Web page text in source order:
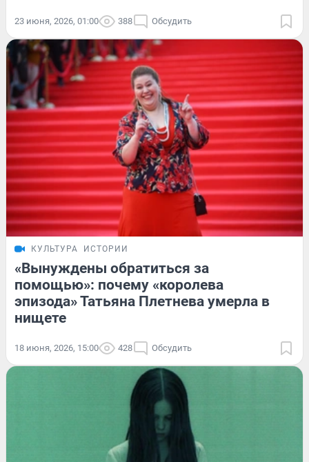
23 июня, 2026, 01:00 388 Обсудить
КУЛЬТУРА ИСТОРИИ
«Вынуждены обратиться за
помощью»: почему «королева
эпизода» Татьяна Плетнева умерла в
нищете
18 июня, 2026, 15:00 428 Обсудить